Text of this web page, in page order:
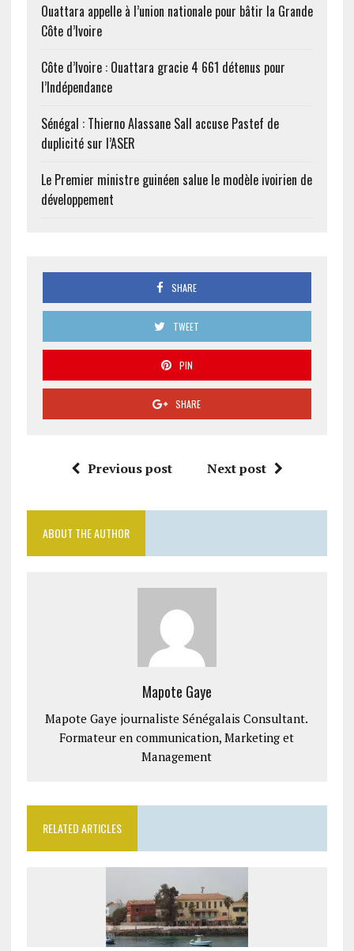
Ouattara appelle à l’union nationale pour bâtir la Grande
Côte d’Ivoire
Côte d’Ivoire : Ouattara gracie 4 661 détenus pour
l’Indépendance
Sénégal : Thierno Alassane Sall accuse Pastef de
duplicité sur l’ASER
Le Premier ministre guinéen salue le modèle ivoirien de
développement
SHARE
TWEET
PIN
SHARE
Previous post Next post
ABOUT THE AUTHOR
Mapote Gaye
Mapote Gaye journaliste Sénégalais Consultant.
Formateur en communication, Marketing et
Management
RELATED ARTICLES